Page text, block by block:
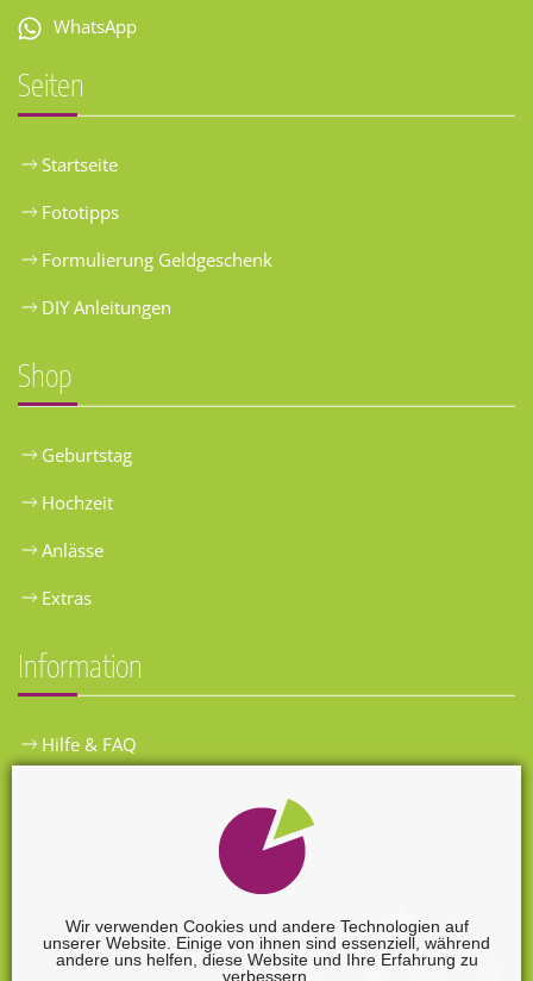
Wir verwenden Cookies und andere Technologien auf
unserer Website. Einige von ihnen sind essenziell, während
andere uns helfen, diese Website und Ihre Erfahrung zu
verbessern.
WhatsApp
Seiten
Startseite
Fototipps
Formulierung Geldgeschenk
DIY Anleitungen
Shop
Geburtstag
Hochzeit
Anlässe
Extras
Information
Hilfe & FAQ
Widerrufsformular